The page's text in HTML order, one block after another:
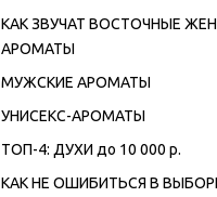
КАК ЗВУЧАТ ВОСТОЧНЫЕ
АРОМАТЫ
МУЖСКИЕ АРОМАТЫ
УНИСЕКС-АРОМАТЫ
ТОП-4: ДУХИ до 10 000 р.
КАК НЕ ОШИБИТЬСЯ В